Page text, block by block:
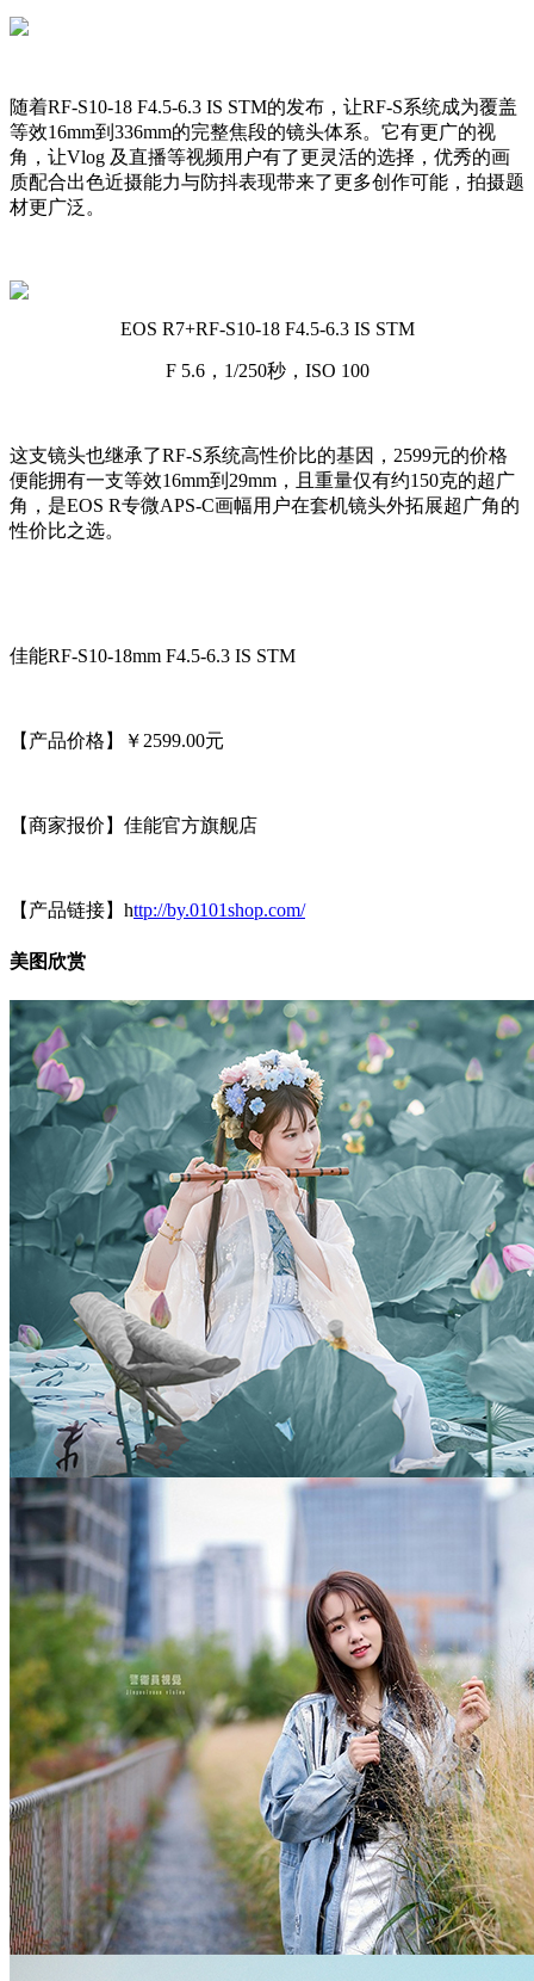
随着RF-S10-18 F4.5-6.3 IS STM的发布，让RF-S系统成为覆盖
等效16mm到336mm的完整焦段的镜头体系。它有更广的视
角，让Vlog 及直播等视频用户有了更灵活的选择，优秀的画
质配合出色近摄能力与防抖表现带来了更多创作可能，拍摄题
材更广泛。
EOS R7+RF-S10-18 F4.5-6.3 IS STM
F 5.6，1/250秒，ISO 100
这支镜头也继承了RF-S系统高性价比的基因，2599元的价格
便能拥有一支等效16mm到29mm，且重量仅有约150克的超广
角，是EOS R专微APS-C画幅用户在套机镜头外拓展超广角的
性价比之选。
佳能RF-S10-18mm F4.5-6.3 IS STM
【产品价格】￥2599.00元
【商家报价】佳能官方旗舰店
【产品链接】http://by.0101shop.com/
美图欣赏